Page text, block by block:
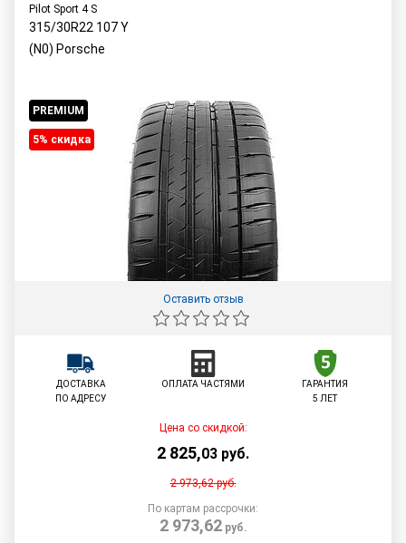
Pilot Sport 4 S
315/30R22 107Y
(N0) Porsche
PREMIUM
5% cкидка
Оставить отзыв
ДОСТАВКА
ПО АДРЕСУ
ОПЛАТА ЧАСТЯМИ
ГАРАНТИЯ
5 ЛЕТ
Цена со скидкой:
2 825,03 руб.
2 973,62руб.
По картам рассрочки:
2 973,62руб.